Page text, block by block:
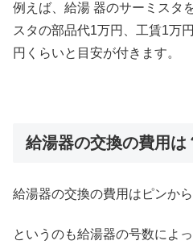
例えば、給湯 器のサーミスタ
スタの部品代1万円、工賃1万
円くらいと目安が付きます。
給湯器の交換の費用は
給湯器の交換の費用はピンか
というのも給湯器の号数によ